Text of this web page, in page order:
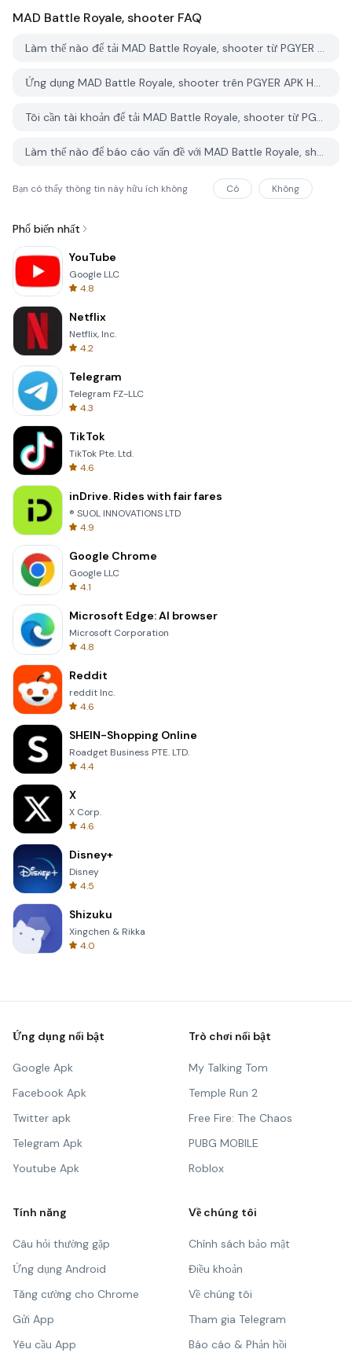
MAD Battle Royale, shooter FAQ
Làm thế nào để tải MAD Battle Royale, shooter từ PGYER APK HUB?
Ứng dụng MAD Battle Royale, shooter trên PGYER APK HUB có miễn phí không?
Tôi cần tài khoản để tải MAD Battle Royale, shooter từ PGYER APK HUB không?
Làm thế nào để báo cáo vấn đề với MAD Battle Royale, shooter trên PGYER APK HUB?
Bạn có thấy thông tin này hữu ích không Có Không
Phổ biến nhất
YouTube
Google LLC
4.8
Netflix
Netflix, Inc.
4.2
Telegram
Telegram FZ-LLC
4.3
TikTok
TikTok Pte. Ltd.
4.6
inDrive. Rides with fair fares
® SUOL INNOVATIONS LTD
4.9
Google Chrome
Google LLC
4.1
Microsoft Edge: AI browser
Microsoft Corporation
4.8
Reddit
reddit Inc.
4.6
SHEIN-Shopping Online
Roadget Business PTE. LTD.
4.4
X
X Corp.
4.6
Disney+
Disney
4.5
Shizuku
Xingchen & Rikka
4.0
Ứng dụng nổi bật
Google Apk
Facebook Apk
Twitter apk
Telegram Apk
Youtube Apk
Trò chơi nổi bật
My Talking Tom
Temple Run 2
Free Fire: The Chaos
PUBG MOBILE
Roblox
Tính năng
Câu hỏi thường gặp
Ứng dụng Android
Tăng cường cho Chrome
Gửi App
Yêu cầu App
Về chúng tôi
Chính sách bảo mật
Điều khoản
Về chúng tôi
Tham gia Telegram
Báo cáo & Phản hồi